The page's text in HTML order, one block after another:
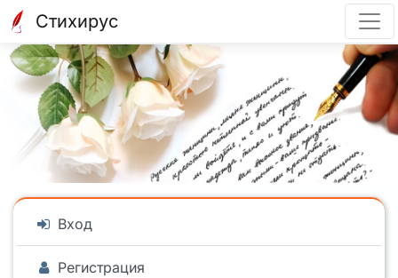
Стихирус
Вход
Регистрация